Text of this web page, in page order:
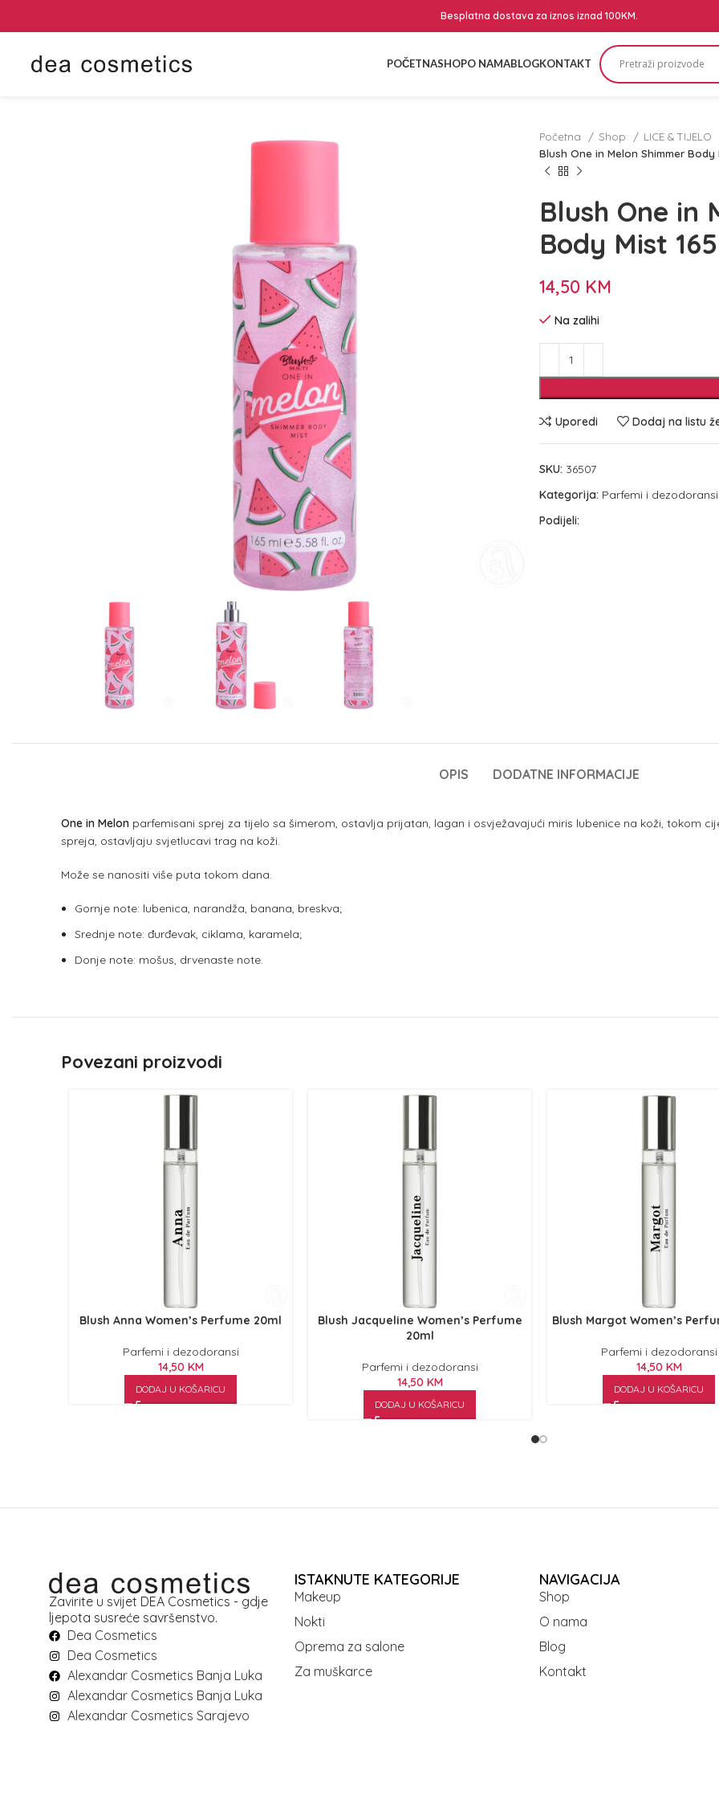
Besplatna dostava za iznos iznad 100KM.
POČETNASHOPO NAMABLOGKONTAKT
Početna Shop LICE & TIJELO
Blush One in Melon Shimmer Body
Blush One in
Body Mist
14,50 KM
Na zalihi
Uporedi Dodaj na listu
SKU: 36507
Kategorija: Parfemi i dezodoransi
Podijeli:
OPIS DODATNE INFORMACIJE
One in Melon parfemisani sprej za tijelo sa šimerom, ostavlja prijatan, lagan i osvježavajući miris lubenice na koži, tokom
spreja, ostavljaju svjetlucavi trag na koži.
Može se nanositi više puta tokom dana.
Gornje note: lubenica, narandža, banana, breskva;
Srednje note: đurđevak, ciklama, karamela;
Donje note: mošus, drvenaste note.
Povezani proizvodi
Blush Anna Women’s Perfume 20ml
Parfemi i dezodoransi
14,50 KM
DODAJ U KOŠARICU
Blush Jacqueline Women’s Perfume
20ml
Parfemi i dezodoransi
14,50 KM
DODAJ U KOŠARICU
Blush Margot Women’s
Parfemi i dezodoransi
14,50 KM
DODAJ U KOŠARICU
Zavirite u svijet DEA Cosmetics - gdje
ljepota susreće savršenstvo.
Dea Cosmetics
Dea Cosmetics
Alexandar Cosmetics Banja Luka
Alexandar Cosmetics Banja Luka
Alexandar Cosmetics Sarajevo
ISTAKNUTE KATEGORIJE
Makeup
Nokti
Oprema za salone
Za muškarce
NAVIGACIJA
Shop
O nama
Blog
Kontakt